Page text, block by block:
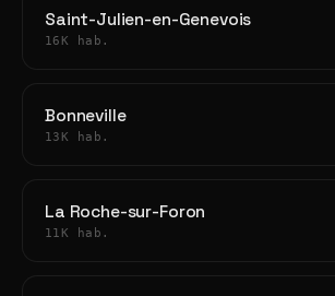
Saint-Julien-en-Genevois
16K hab.
Bonneville
13K hab.
La Roche-sur-Foron
11K hab.